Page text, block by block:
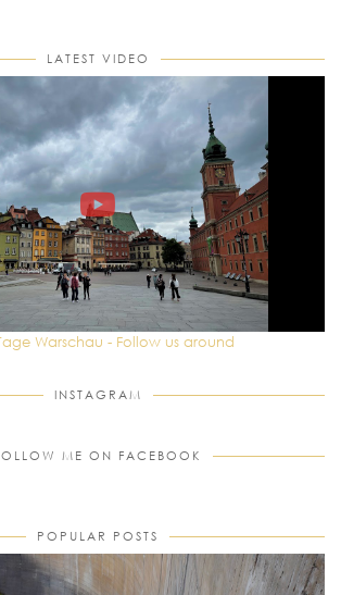
LATEST VIDEO
Warschau - Follow us around
INSTAGRAM
ME ON FACEBOOK
POPULAR POSTS